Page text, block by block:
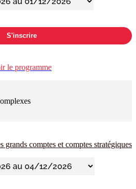
S'inscrire
le programme
comptes et comptes stratégiques